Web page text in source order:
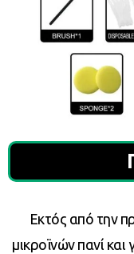
Εκτός από την
μικροϊνών πανί